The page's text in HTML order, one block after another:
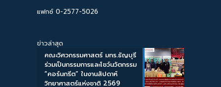
แฟกซ์ 0-2577-5026
ข่าวล่าสุด
คณะวิศวกรรมศาสตร์ มทร.ธัญบุรี
ร่วมเป็นกรรมการและโชว์นวัตกรรม
“คอร์นกรีต” ในงานสัปดาห์
วิทยาศาสตร์แห่งชาติ 2569